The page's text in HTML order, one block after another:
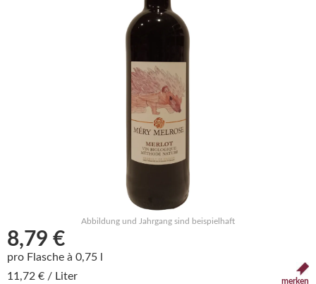
Abbildung und Jahrgang sind beispielhaft
8,79 €
pro Flasche à 0,75 l
11,72 € / Liter
merken